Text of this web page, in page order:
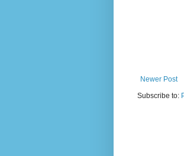
Newer Post
Subscribe to: